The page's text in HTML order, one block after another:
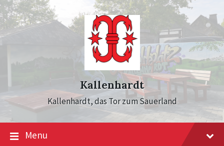
Skip
to
content
Skip
to
main
navigation
Skip
to
footer
Kallenhardt
Kallenhardt, das Tor zum Sauerland
Menu